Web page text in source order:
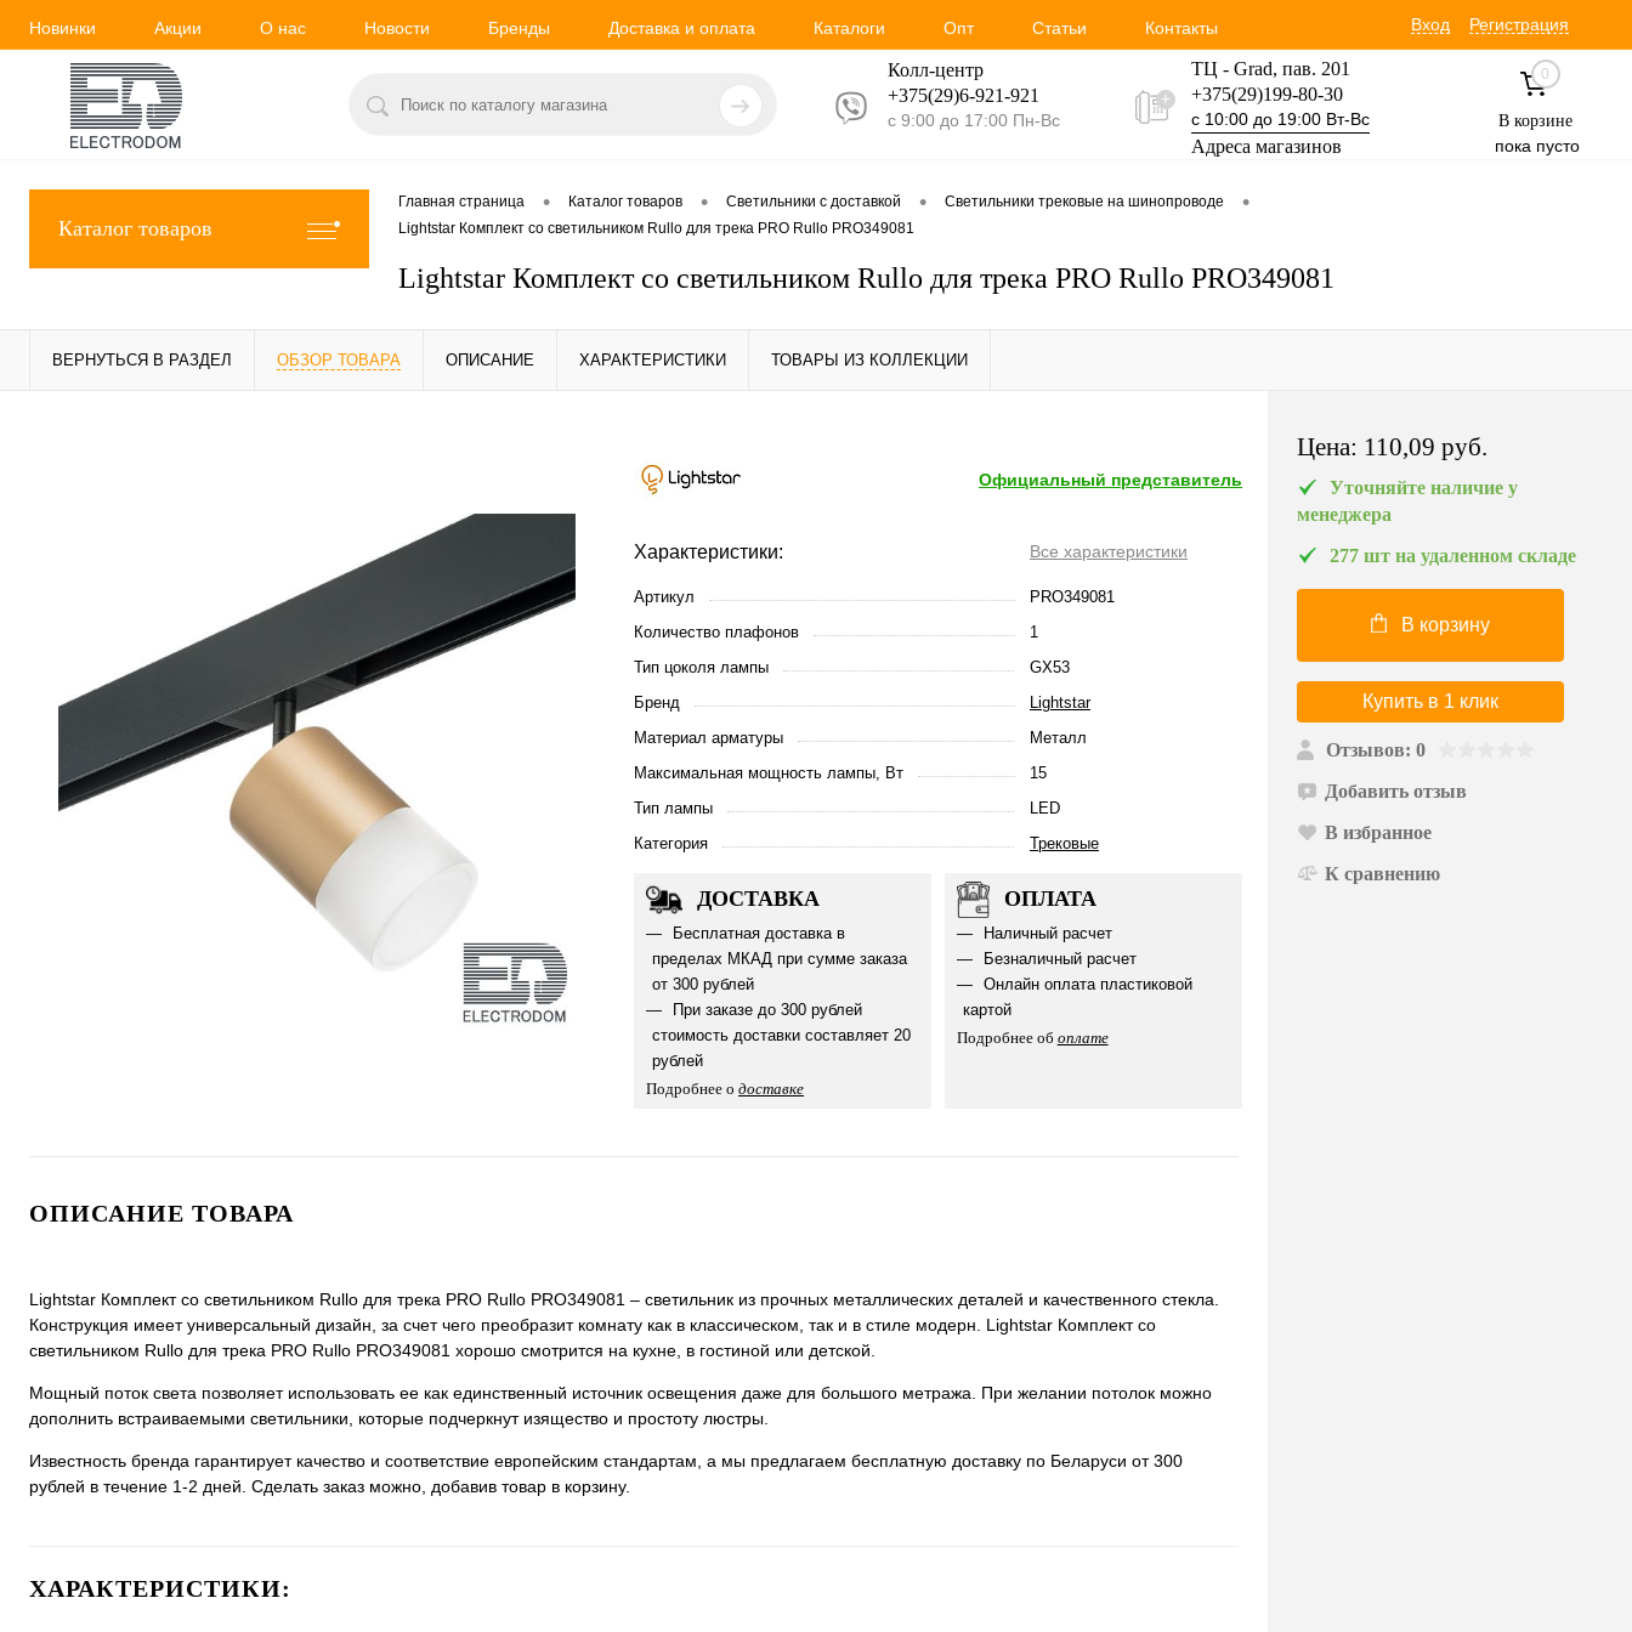
Новинки Акции О нас Новости Бренды Доставка и оплата Каталоги Опт Статьи Контакты Вход Регистрация
Колл-центр
+375(29)6-921-921
с 9:00 до 17:00 Пн-Вс
ТЦ - Grad, пав. 201
+375(29)199-80-30
с 10:00 до 19:00 Вт-Вс
Адреса магазинов
+375(29)354-30-60
0
В корзине
пока пусто
Каталог товаров
Главная страница • Каталог товаров • Светильники с доставкой • Светильники трековые на шинопроводе •
Lightstar Комплект со светильником Rullo для трека PRO Rullo PRO349081
Lightstar Комплект со светильником Rullo для трека PRO Rullo PRO349081
ВЕРНУТЬСЯ В РАЗДЕЛ ОБЗОР ТОВАРА ОПИСАНИЕ ХАРАКТЕРИСТИКИ ТОВАРЫ ИЗ КОЛЛЕКЦИИ
Официальный представитель
Характеристики: Все характеристики
Артикул
PRO349081
Количество плафонов
1
Тип цоколя лампы
GX53
Бренд
Lightstar
Материал арматуры
Металл
Максимальная мощность лампы, Вт
15
Тип лампы
LED
Категория
Трековые
ДОСТАВКА
Бесплатная доставка в
пределах МКАД при сумме заказа
от 300 рублей
При заказе до 300 рублей
стоимость доставки составляет 20
рублей
Подробнее о доставке
ОПЛАТА
Наличный расчет
Безналичный расчет
Онлайн оплата пластиковой
картой
Подробнее об оплате
ОПИСАНИЕ ТОВАРА
Lightstar Комплект со светильником Rullo для трека PRO Rullo PRO349081 – светильник из прочных металлических деталей и качественного стекла.
Конструкция имеет универсальный дизайн, за счет чего преобразит комнату как в классическом, так и в стиле модерн. Lightstar Комплект со
светильником Rullo для трека PRO Rullo PRO349081 хорошо смотрится на кухне, в гостиной или детской.
Мощный поток света позволяет использовать ее как единственный источник освещения даже для большого метража. При желании потолок можно
дополнить встраиваемыми светильники, которые подчеркнут изящество и простоту люстры.
Известность бренда гарантирует качество и соответствие европейским стандартам, а мы предлагаем бесплатную доставку по Беларуси от 300
рублей в течение 1-2 дней. Сделать заказ можно, добавив товар в корзину.
ХАРАКТЕРИСТИКИ:
Цена: 110,09 pуб.
Уточняйте наличие у
менеджера
277 шт на удаленном складе
В корзину
Купить в 1 клик
Отзывов: 0
Добавить отзыв
В избранное
К сравнению